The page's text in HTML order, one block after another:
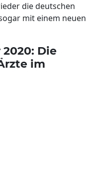
die deutschen
mit einem neuen
Die
im